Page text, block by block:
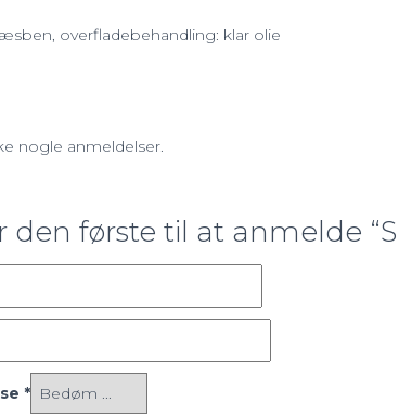
overfladebehandling: klar olie
nogle anmeldelser.
den første til at anmelde
*